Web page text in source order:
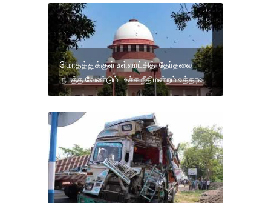
3 மாதத்துக்குள் உள்ளாட்சித் தேர்தலை
நடத்த வேண்டும் : உச்ச நீதிமன்றம் உத்தரவு